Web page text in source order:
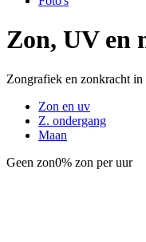
Zon, UV en
Zongrafiek en zonkracht in
Zon en uv
Z. ondergang
Maan
Geen zon0% zon per uur